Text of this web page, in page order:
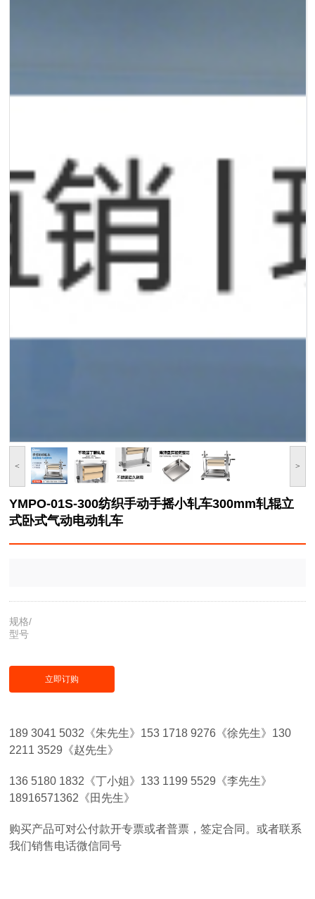
< >
YMPO-01S-300纺织手动手摇小轧车300mm轧辊立
式卧式气动电动轧车
规格/
型号
立即订购
189 3041 5032《朱先生》153 1718 9276《徐先生》130
2211 3529《赵先生》
136 5180 1832《丁小姐》133 1199 5529《李先生》
18916571362《田先生》
购买产品可对公付款开专票或者普票，签定合同。或者联系
我们销售电话微信同号